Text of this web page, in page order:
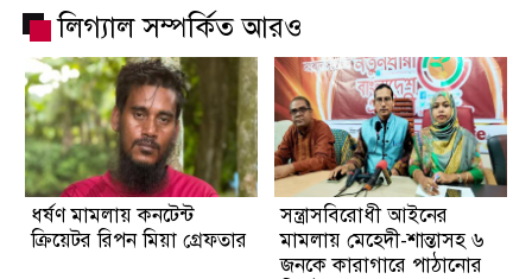
লিগ্যাল সম্পর্কিত আরও
ধর্ষণ মামলায় কনটেন্ট
ক্রিয়েটর রিপন মিয়া গ্রেফতার
সন্ত্রাসবিরোধী আইনের
মামলায় মেহেদী-শান্তাসহ ৬
জনকে কারাগারে পাঠানোর